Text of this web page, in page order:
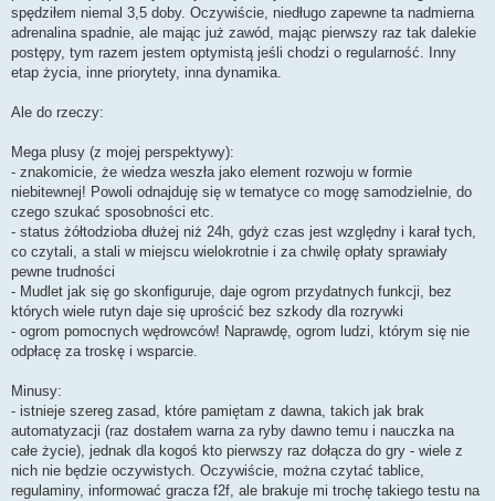
spędziłem niemal 3,5 doby. Oczywiście, niedługo zapewne ta nadmierna
adrenalina spadnie, ale mając już zawód, mając pierwszy raz tak dalekie
postępy, tym razem jestem optymistą jeśli chodzi o regularność. Inny
etap życia, inne priorytety, inna dynamika.
Ale do rzeczy:
Mega plusy (z mojej perspektywy):
- znakomicie, że wiedza weszła jako element rozwoju w formie
niebitewnej! Powoli odnajduję się w tematyce co mogę samodzielnie, do
czego szukać sposobności etc.
- status żółtodzioba dłużej niż 24h, gdyż czas jest względny i karał tych,
co czytali, a stali w miejscu wielokrotnie i za chwilę opłaty sprawiały
pewne trudności
- Mudlet jak się go skonfiguruje, daje ogrom przydatnych funkcji, bez
których wiele rutyn daje się uprościć bez szkody dla rozrywki
- ogrom pomocnych wędrowców! Naprawdę, ogrom ludzi, którym się nie
odpłacę za troskę i wsparcie.
Minusy:
- istnieje szereg zasad, które pamiętam z dawna, takich jak brak
automatyzacji (raz dostałem warna za ryby dawno temu i nauczka na
całe życie), jednak dla kogoś kto pierwszy raz dołącza do gry - wiele z
nich nie będzie oczywistych. Oczywiście, można czytać tablice,
regulaminy, informować gracza f2f, ale brakuje mi trochę takiego testu na